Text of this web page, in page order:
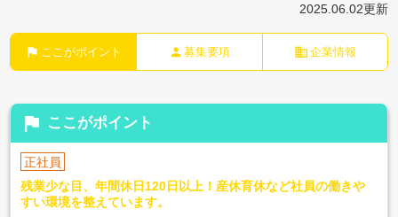
2025.06.02更新
flag ここがポイント person 募集要項 business 企業情報
flag ここがポイント
正社員
残業少な目、年間休日120日以上！産休育休など社員の働きや
すい環境を整えています。